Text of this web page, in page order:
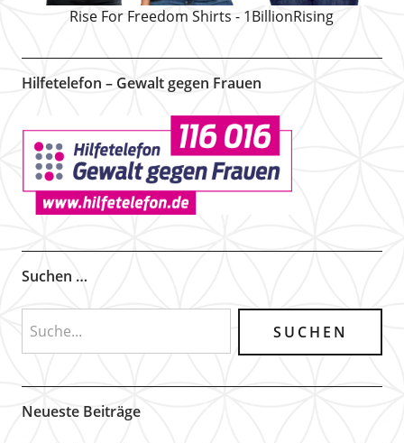
Rise For Freedom Shirts - 1BillionRising
Hilfetelefon – Gewalt gegen Frauen
Suchen …
Neueste Beiträge